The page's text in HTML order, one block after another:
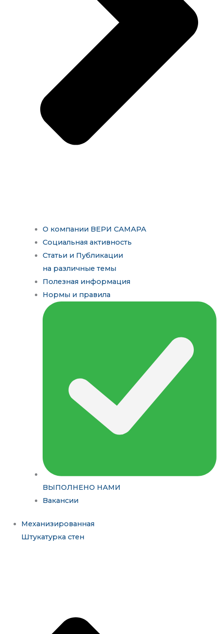
О компании ВЕРИ САМАРА
Социальная активность
Статьи и Публикации
на различные темы
Полезная информация
Нормы и правила
ВЫПОЛНЕНО НАМИ
Вакансии
Механизированная
Штукатурка стен